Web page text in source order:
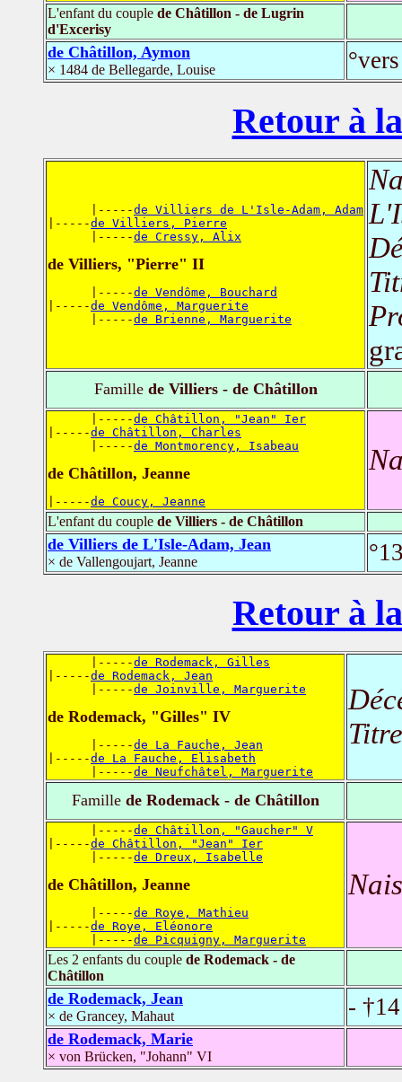
L'enfant du couple de Châtillon - de Lugrin
d'Excerisy
de Châtillon, Aymon
× 1484 de Bellegarde, Louise
Retour à
      |-----
de Villiers de L'Isle-Adam, Adam
|-----de Villiers, Pierre
      |-----
de Cressy, Alix
de Villiers, "Pierre" II
      |-----
de Vendôme, Bouchard
|-----de Vendôme, Marguerite
      |-----
de Brienne, Marguerite
Famillede Villiers - de Châtillon
      |-----
de Châtillon, "Jean" Ier
|-----de Châtillon, Charles
      |-----
de Montmorency, Isabeau
de Châtillon, Jeanne
|-----de Coucy, Jeanne
L'enfant du couple de Villiers - de Châtillon
de Villiers de L'Isle-Adam, Jean
× de Vallengoujart, Jeanne
Retour à
      |-----
de Rodemack, Gilles
|-----de Rodemack, Jean
      |-----
de Joinville, Marguerite
de Rodemack, "Gilles" IV
      |-----
de La Fauche, Jean
|-----de La Fauche, Elisabeth
      |-----
de Neufchâtel, Marguerite
Famillede Rodemack - de Châtillon
      |-----
de Châtillon, "Gaucher" V
|-----de Châtillon, "Jean" Ier
      |-----
de Dreux, Isabelle
de Châtillon, Jeanne
      |-----
de Roye, Mathieu
|-----de Roye, Eléonore
      |-----
de Picquigny, Marguerite
Les 2 enfants du couple de Rodemack - de
Châtillon
de Rodemack, Jean
× de Grancey, Mahaut -
de Rodemack, Marie
× von Brücken, "Johann" VI